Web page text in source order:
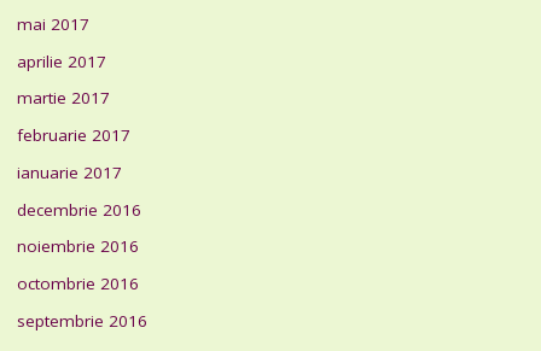
mai 2017
aprilie 2017
martie 2017
februarie 2017
ianuarie 2017
decembrie 2016
noiembrie 2016
octombrie 2016
septembrie 2016